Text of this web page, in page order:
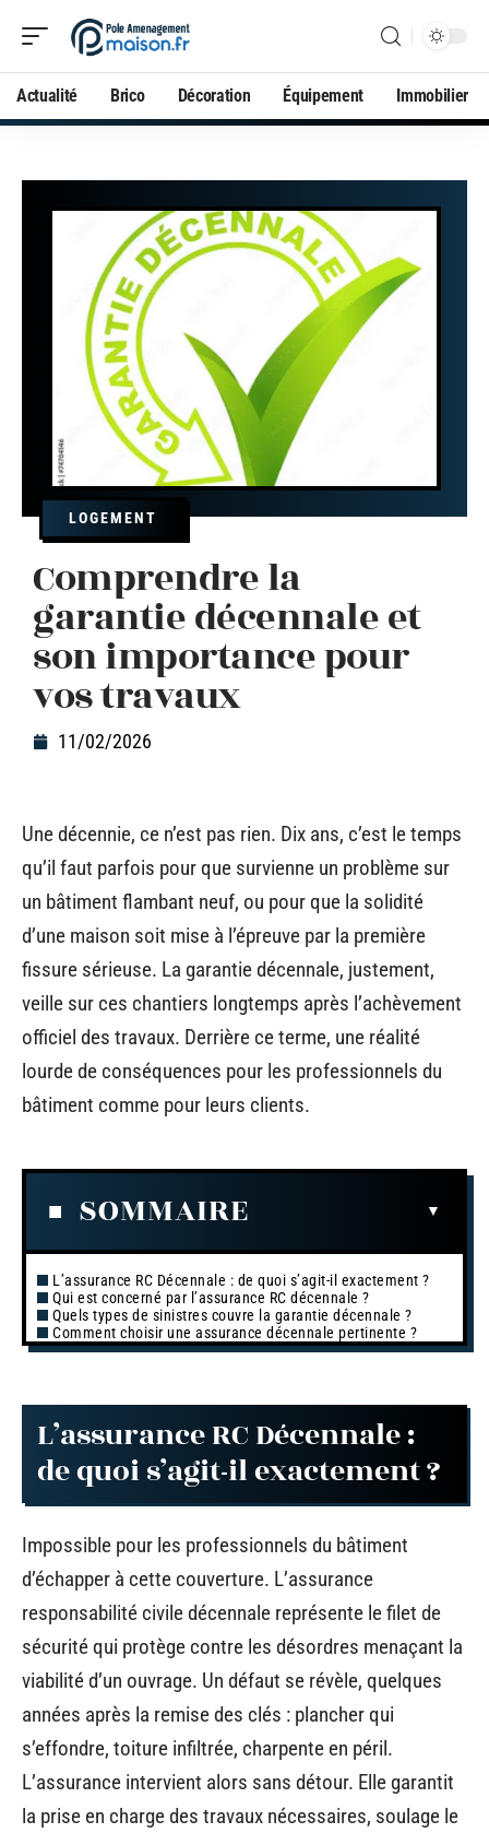
Actualité Brico Décoration Équipement Immobilier
LOGEMENT
Comprendre la
garantie décennale et
son importance pour
vos travaux
11/02/2026
Une décennie, ce n’est pas rien. Dix ans, c’est le temps
qu’il faut parfois pour que survienne un problème sur
un bâtiment flambant neuf, ou pour que la solidité
d’une maison soit mise à l’épreuve par la première
fissure sérieuse. La garantie décennale, justement,
veille sur ces chantiers longtemps après l’achèvement
officiel des travaux. Derrière ce terme, une réalité
lourde de conséquences pour les professionnels du
bâtiment comme pour leurs clients.
SOMMAIRE
L’assurance RC Décennale : de quoi s’agit-il exactement ?
Qui est concerné par l’assurance RC décennale ?
Quels types de sinistres couvre la garantie décennale ?
Comment choisir une assurance décennale pertinente ?
L’assurance RC Décennale :
de quoi s’agit-il exactement ?
Impossible pour les professionnels du bâtiment
d’échapper à cette couverture. L’assurance
responsabilité civile décennale représente le filet de
sécurité qui protège contre les désordres menaçant la
viabilité d’un ouvrage. Un défaut se révèle, quelques
années après la remise des clés : plancher qui
s’effondre, toiture infiltrée, charpente en péril.
L’assurance intervient alors sans détour. Elle garantit
la prise en charge des travaux nécessaires, soulage le